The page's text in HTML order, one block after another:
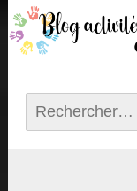
Rechercher :